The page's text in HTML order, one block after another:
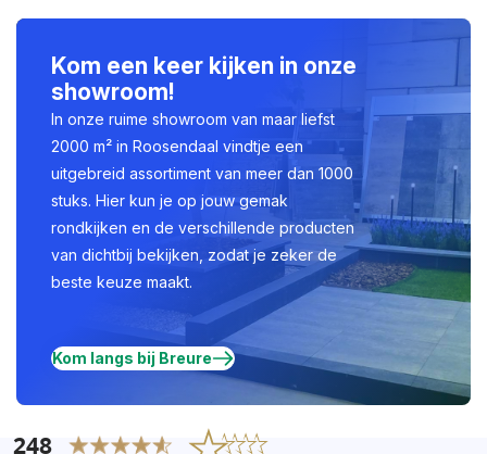
Kom een keer kijken in onze
showroom!
In onze ruime showroom van maar liefst
2000 m² in Roosendaal vindtje een
uitgebreid assortiment van meer dan 1000
stuks. Hier kun je op jouw gemak
rondkijken en de verschillende producten
van dichtbij bekijken, zodat je zeker de
beste keuze maakt.
Kom langs bij Breure